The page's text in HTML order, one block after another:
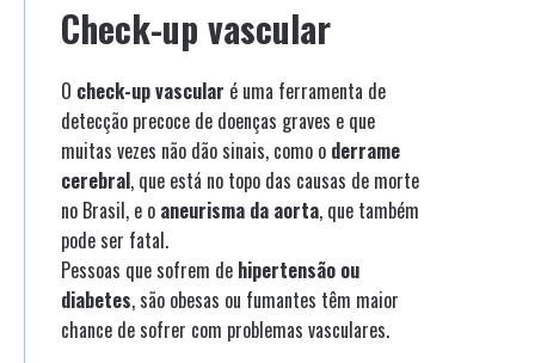
Check-up vascular
O check-up vascular é uma ferramenta de
detecção precoce de doenças graves e que
muitas vezes não dão sinais, como o derrame
cerebral, que está no topo das causas de morte
no Brasil, e o aneurisma da aorta, que também
pode ser fatal.
Pessoas que sofrem de hipertensão ou
diabetes, são obesas ou fumantes têm maior
chance de sofrer com problemas vasculares.